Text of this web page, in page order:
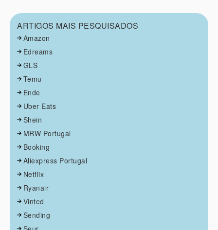
ARTIGOS MAIS PESQUISADOS
Amazon
Edreams
GLS
Temu
Ende
Uber Eats
Shein
MRW Portugal
Booking
Aliexpress Portugal
Netflix
Ryanair
Vinted
Sending